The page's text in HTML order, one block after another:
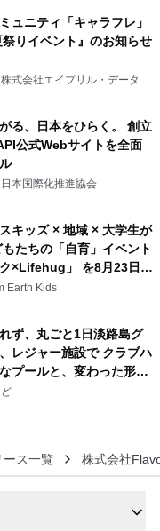
ュニティ「キャラフレ」
祭りイベント』のお知らせ
式会社エイプリル・データ・
る、日本をひらく。 創立
公式Webサイトを全面
本国際化推進協会
キッズ × 地域 × 大学生が
たちの「自育」イベント
ク×Lifehug」 を8月23日
Earth Kids
ず、丸ごと1日淡路島グ
レジャー施設で クラブハ
プールと、変わった形の
BOXY AWAJI」のお
連泊プランで
ース一覧 株式会社